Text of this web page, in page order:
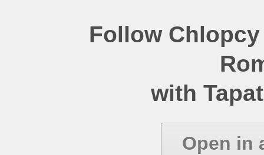
Follow
with
Open in